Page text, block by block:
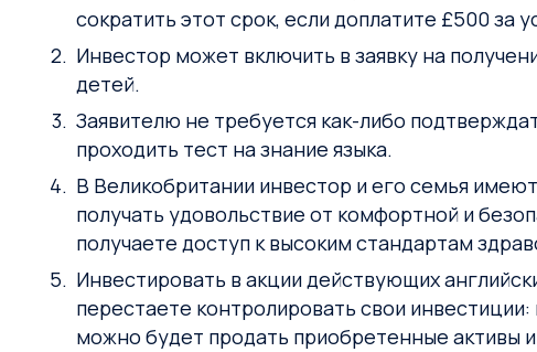
сократить этот срок, если доплатите £500 за
Инвестор может включить в заявку на
детей.
Заявителю не требуется как-либо
проходить тест на знание языка.
В Великобритании инвестор и его семья
получать удовольствие от комфортной и
получаете доступ к высоким стандартам
Инвестировать в акции действующих
перестаете контролировать свои
можно будет продать приобретенные активы